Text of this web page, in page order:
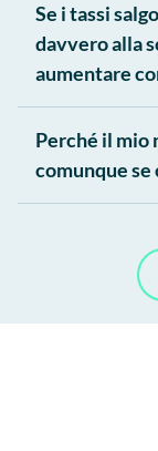
Se i tassi
davvero alla
aumentare
Perché il mio
comunque se